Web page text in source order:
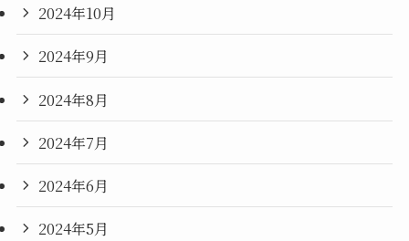
2024年10月
2024年9月
2024年8月
2024年7月
2024年6月
2024年5月